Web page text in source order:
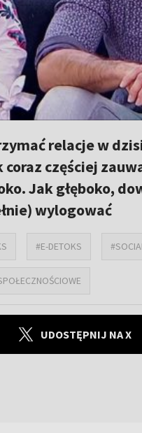
relacje w
częściej
Jak głęboko,
wylogować
#E-DETOKS
UDOSTĘPNIJ NA X